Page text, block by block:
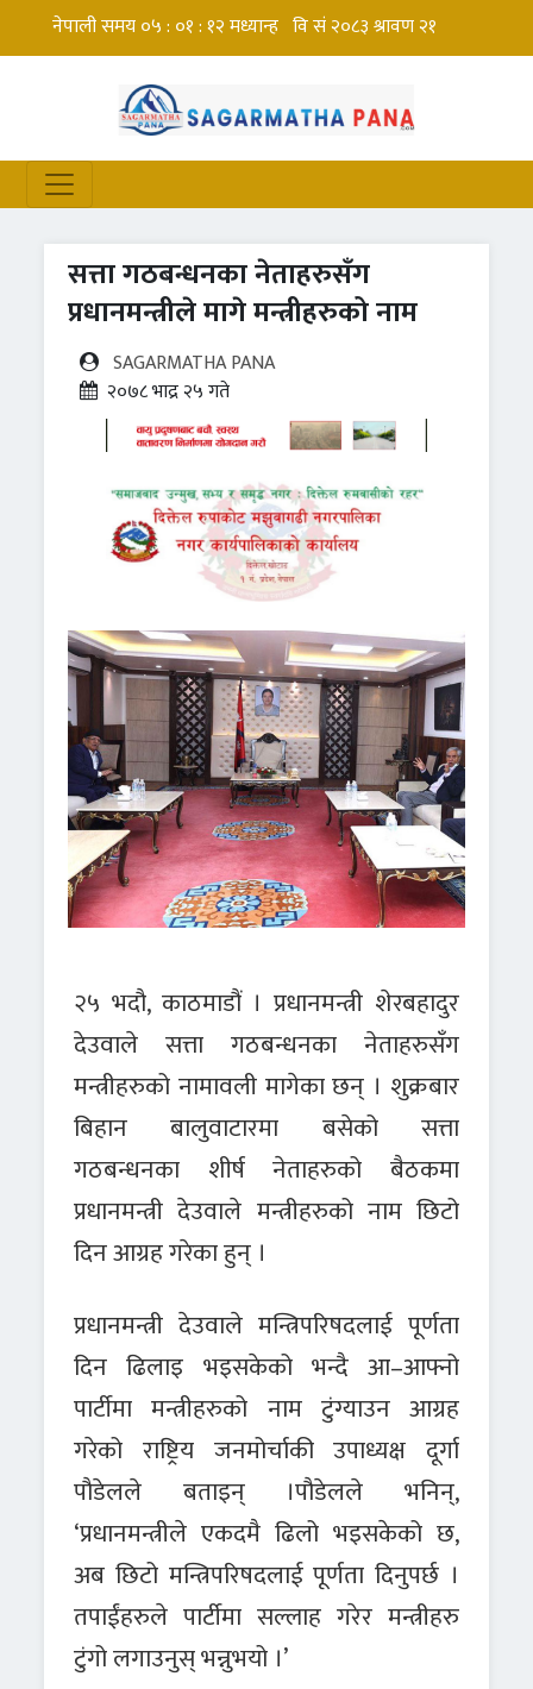
सत्ता गठबन्धनका नेताहरुसँग
प्रधानमन्त्रीले मागे मन्त्रीहरुको नाम
SAGARMATHA PANA
२०७८ भाद्र २५ गते
२५ भदौ, काठमाडौं । प्रधानमन्त्री शेरबहादुर
देउवाले सत्ता गठबन्धनका नेताहरुसँग
मन्त्रीहरुको नामावली मागेका छन् । शुक्रबार
बिहान बालुवाटारमा बसेको सत्ता
गठबन्धनका शीर्ष नेताहरुको बैठकमा
प्रधानमन्त्री देउवाले मन्त्रीहरुको नाम छिटो
दिन आग्रह गरेका हुन् ।
प्रधानमन्त्री देउवाले मन्त्रिपरिषदलाई पूर्णता
दिन ढिलाइ भइसकेको भन्दै आ–आफ्नो
पार्टीमा मन्त्रीहरुको नाम टुंग्याउन आग्रह
गरेको राष्ट्रिय जनमोर्चाकी उपाध्यक्ष दूर्गा
पौडेलले बताइन् ।पौडेलले भनिन्,
‘प्रधानमन्त्रीले एकदमै ढिलो भइसकेको छ,
अब छिटो मन्त्रिपरिषदलाई पूर्णता दिनुपर्छ ।
तपाईंहरुले पार्टीमा सल्लाह गरेर मन्त्रीहरु
टुंगो लगाउनुस् भन्नुभयो ।’